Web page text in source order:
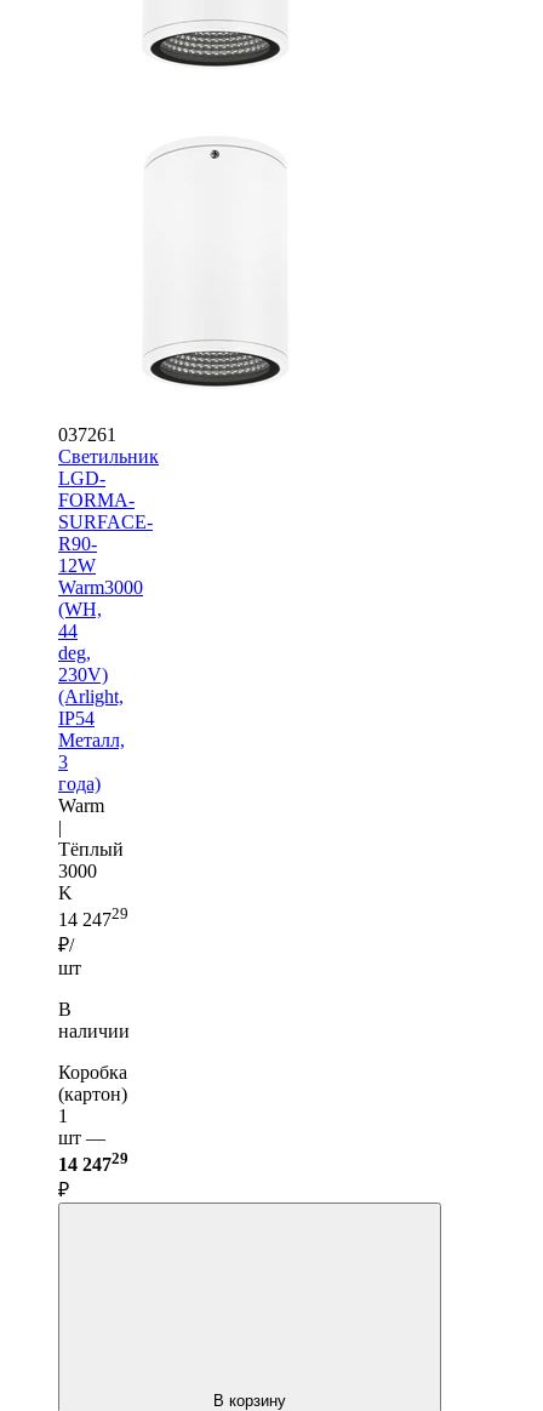
037261
Светильник
LGD-
FORMA-
SURFACE-
R90-
12W
Warm3000
(WH,
44
deg,
230V)
(Arlight,
IP54
Металл,
3
года)
Warm
|
Тёплый
3000
K
14 24729
₽/
шт
В
наличии
Коробка
(картон)
1
шт —
14 24729
₽
В корзину